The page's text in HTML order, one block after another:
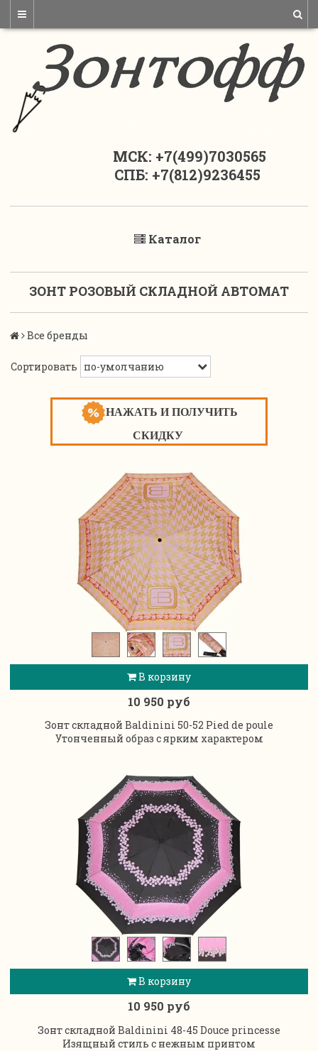
МСК: +7(499)7030565
СПБ: +7(812)9236455
Каталог
ЗОНТ РОЗОВЫЙ СКЛАДНОЙ АВТОМАТ
Все бренды
Сортировать
НАЖАТЬ И ПОЛУЧИТЬ
СКИДКУ
В корзину
10 950 руб
Зонт складной Baldinini 50-52 Pied de poule
Утонченный образ с ярким характером
В корзину
10 950 руб
Зонт складной Baldinini 48-45 Douce princesse
Изящный стиль с нежным принтом